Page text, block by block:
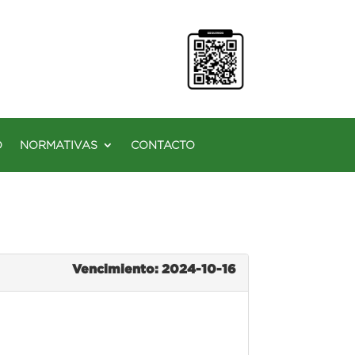
NORMATIVAS CONTACTO
Vencimiento: 2024-10-16